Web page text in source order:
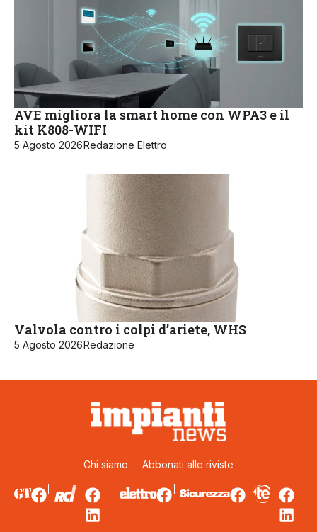
AVE migliora la smart home con WPA3 e il
kit K808-WIFI
5 Agosto 2026Redazione Elettro
Valvola contro i colpi d’ariete, WHS
5 Agosto 2026Redazione
Chi siamo Abbonati alle riviste